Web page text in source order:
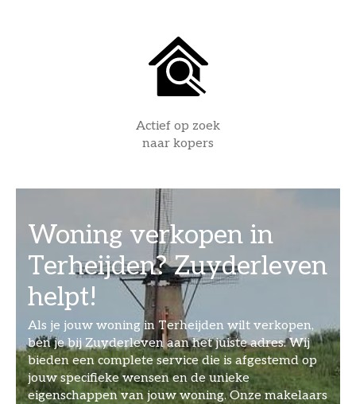
Actief op zoek
naar kopers
Woning verkopen in
Terheijden? Zuyderleven
helpt!
Als je jouw woning in Terheijden wilt verkopen,
ben je bij Zuyderleven aan het juiste adres. Wij
bieden een complete service die is afgestemd op
jouw specifieke wensen en de unieke
eigenschappen van jouw woning. Onze makelaars